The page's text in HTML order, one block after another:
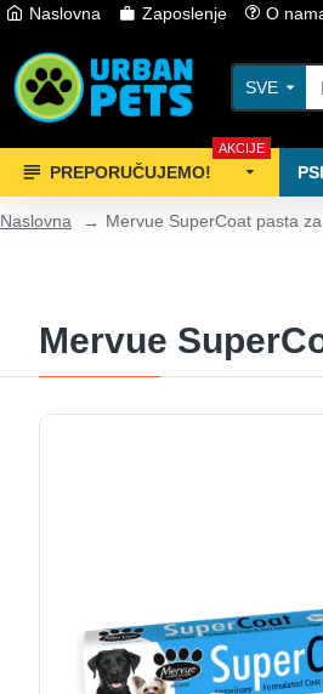
Naslovna Zaposlenje O
SVE
PREPORUČUJEMO!
AKCIJE
PSI
Naslovna Mervue SuperCoat pasta
Mervue